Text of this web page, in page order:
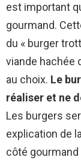
est important
gourmand.
du « burger
viande hachée
au choix. Le
réaliser et ne
Les burgers
explication de
côté